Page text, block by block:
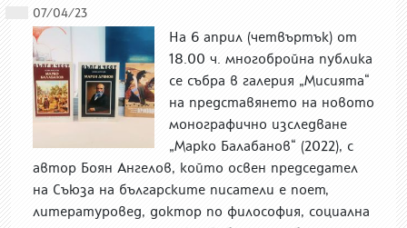
07/04/23
На 6 април (четвъртък) от
18.00 ч. многобройна публика
се събра в галерия „Мисията“
на представянето на новото
монографично изследване
„Марко Балабанов“ (2022), с
автор Боян Ангелов, който освен председател
на Съюза на българските писатели е поет,
литературовед, доктор по философия, социална